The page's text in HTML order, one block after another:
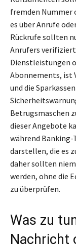
fremden Nummer
es über Anrufe
Rückrufe sollten
Anrufers
Dienstleistungen
Abonnements, ist
und die
Betrugsmaschen
dieser Angebote
während
darstellen, die es
daher sollten
werden, ohne die
zu überprüfen.
Was zu
Nachricht